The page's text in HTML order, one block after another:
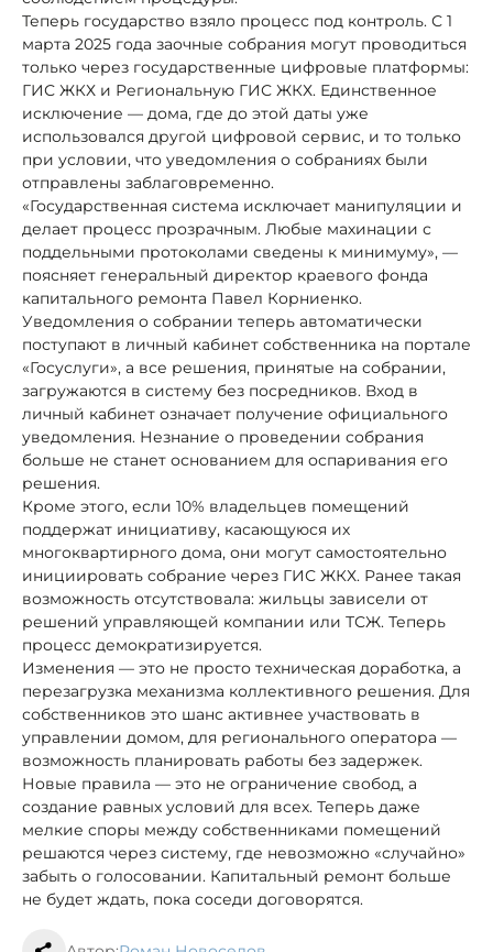
Теперь государство взяло процесс под контроль. С 1
марта 2025 года заочные собрания могут проводиться
только через государственные цифровые платформы:
ГИС ЖКХ и Региональную ГИС ЖКХ. Единственное
исключение — дома, где до этой даты уже
использовался другой цифровой сервис, и то только
при условии, что уведомления о собраниях были
отправлены заблаговременно.
«Государственная система исключает манипуляции и
делает процесс прозрачным. Любые махинации с
поддельными протоколами сведены к минимуму», —
поясняет генеральный директор краевого фонда
капитального ремонта Павел Корниенко.
Уведомления о собрании теперь автоматически
поступают в личный кабинет собственника на портале
«Госуслуги», а все решения, принятые на собрании,
загружаются в систему без посредников. Вход в
личный кабинет означает получение официального
уведомления. Незнание о проведении собрания
больше не станет основанием для оспаривания его
решения.
Кроме этого, если 10% владельцев помещений
поддержат инициативу, касающуюся их
многоквартирного дома, они могут самостоятельно
инициировать собрание через ГИС ЖКХ. Ранее такая
возможность отсутствовала: жильцы зависели от
решений управляющей компании или ТСЖ. Теперь
процесс демократизируется.
Изменения — это не просто техническая доработка, а
перезагрузка механизма коллективного решения. Для
собственников это шанс активнее участвовать в
управлении домом, для регионального оператора —
возможность планировать работы без задержек.
Новые правила — это не ограничение свобод, а
создание равных условий для всех. Теперь даже
мелкие споры между собственниками помещений
решаются через систему, где невозможно «случайно»
забыть о голосовании. Капитальный ремонт больше
не будет ждать, пока соседи договорятся.